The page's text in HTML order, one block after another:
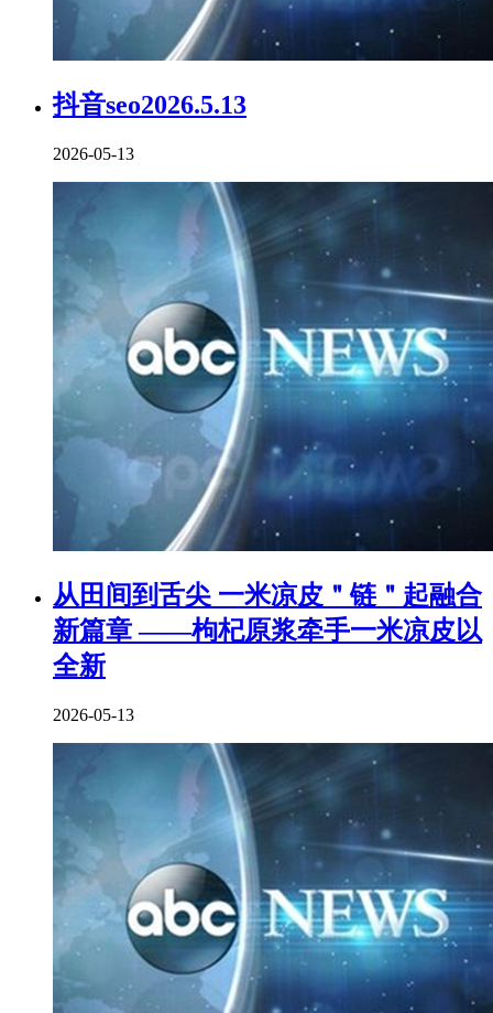
抖音seo2026.5.13
2026-05-13
从田间到舌尖 一米凉皮＂链＂起融合
新篇章 ——枸杞原浆牵手一米凉皮以
全新
2026-05-13